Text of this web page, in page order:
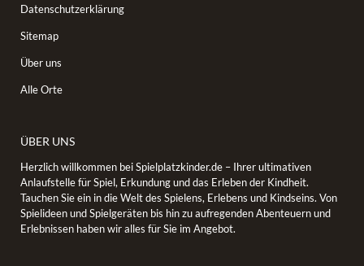
Datenschutzerklärung
Sitemap
Über uns
Alle Orte
ÜBER UNS
Herzlich willkommen bei Spielplatzkinder.de – Ihrer ultimativen
Anlaufstelle für Spiel, Erkundung und das Erleben der Kindheit.
Tauchen Sie ein in die Welt des Spielens, Erlebens und Kindseins. Von
Spielideen und Spielgeräten bis hin zu aufregenden Abenteuern und
Erlebnissen haben wir alles für Sie im Angebot.